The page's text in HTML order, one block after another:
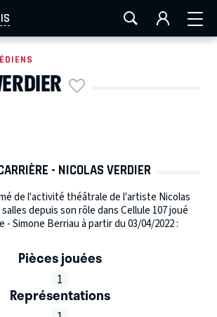
LA ROCHELLE
- NICOLAS VERDIER
de l'activité théâtrale de l'artiste Nicolas
depuis son rôle dans Cellule 107 joué
Simone Berriau à partir du 03/04/2022 :
Pièces jouées
1
Représentations